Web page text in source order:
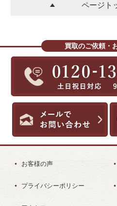
ページト
買取のご依頼・
お客様の声
プライバシーポリシー